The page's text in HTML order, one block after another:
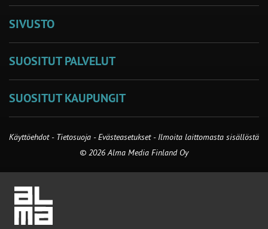
SIVUSTO
SUOSITUT PALVELUT
SUOSITUT KAUPUNGIT
Käyttöehdot - Tietosuoja -Evästeasetukset- Ilmoita laittomasta sisällöstä
© 2026 Alma Media Finland Oy